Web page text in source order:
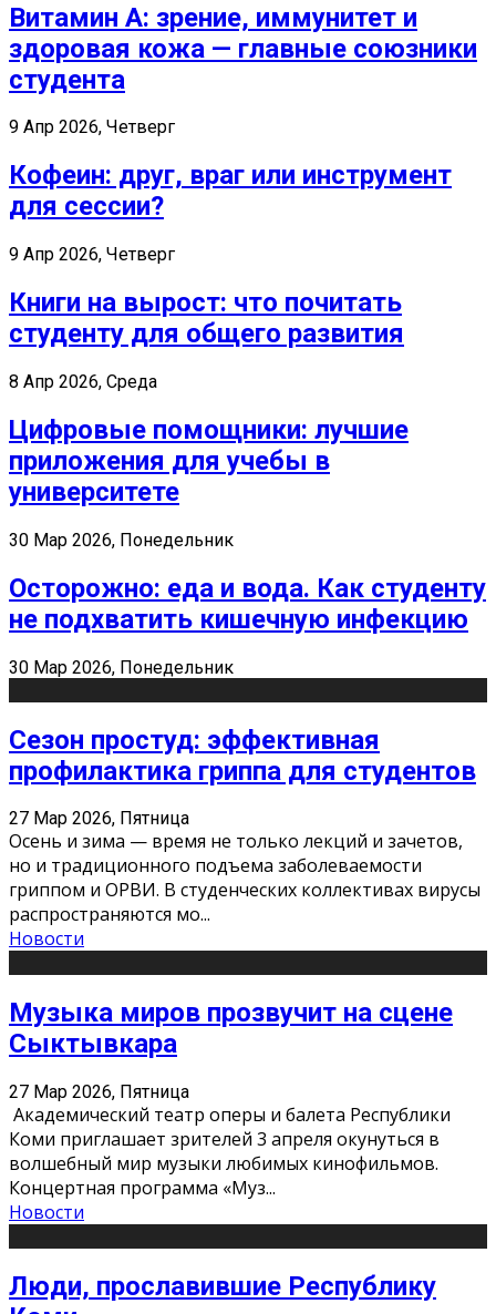
Витамин А: зрение, иммунитет и
здоровая кожа — главные союзники
студента
9 Апр 2026, Четверг
Кофеин: друг, враг или инструмент
для сессии?
9 Апр 2026, Четверг
Книги на вырост: что почитать
студенту для общего развития
8 Апр 2026, Среда
Цифровые помощники: лучшие
приложения для учебы в
университете
30 Мар 2026, Понедельник
Осторожно: еда и вода. Как студенту
не подхватить кишечную инфекцию
30 Мар 2026, Понедельник
Сезон простуд: эффективная
профилактика гриппа для студентов
27 Мар 2026, Пятница
Осень и зима — время не только лекций и зачетов,
но и традиционного подъема заболеваемости
гриппом и ОРВИ. В студенческих коллективах вирусы
распространяются мо...
Новости
Музыка миров прозвучит на сцене
Сыктывкара
27 Мар 2026, Пятница
Академический театр оперы и балета Республики
Коми приглашает зрителей 3 апреля окунуться в
волшебный мир музыки любимых кинофильмов.
Концертная программа «Муз...
Новости
Люди, прославившие Республику